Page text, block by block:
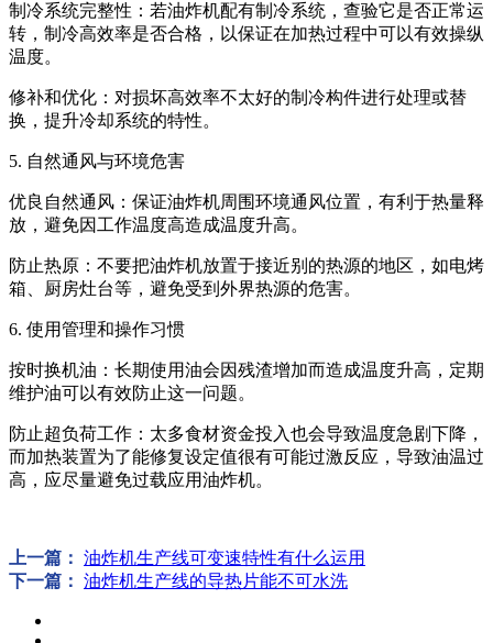
制冷系统完整性：若油炸机配有制冷系统，查验它是否正常运
转，制冷高效率是否合格，以保证在加热过程中可以有效操纵
温度。
修补和优化：对损坏高效率不太好的制冷构件进行处理或替
换，提升冷却系统的特性。
5. 自然通风与环境危害
优良自然通风：保证油炸机周围环境通风位置，有利于热量释
放，避免因工作温度高造成温度升高。
防止热原：不要把油炸机放置于接近别的热源的地区，如电烤
箱、厨房灶台等，避免受到外界热源的危害。
6. 使用管理和操作习惯
按时换机油：长期使用油会因残渣增加而造成温度升高，定期
维护油可以有效防止这一问题。
防止超负荷工作：太多食材资金投入也会导致温度急剧下降，
而加热装置为了能修复设定值很有可能过激反应，导致油温过
高，应尽量避免过载应用油炸机。
上一篇： 油炸机生产线可变速特性有什么运用
下一篇： 油炸机生产线的导热片能不可水洗